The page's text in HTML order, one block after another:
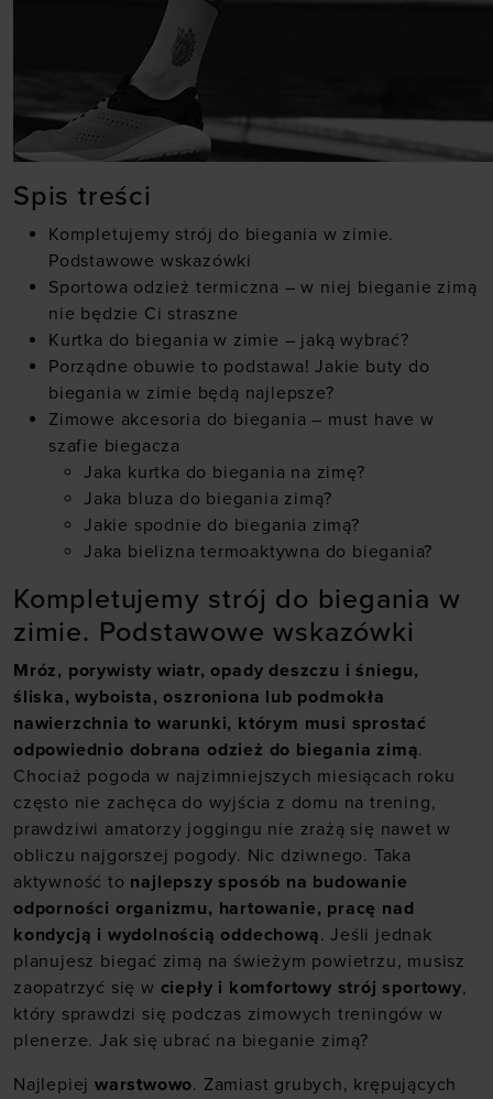
Spis treści
Kompletujemy strój do biegania w zimie.
Podstawowe wskazówki
Sportowa odzież termiczna – w niej bieganie zimą
nie będzie Ci straszne
Kurtka do biegania w zimie – jaką wybrać?
Porządne obuwie to podstawa! Jakie buty do
biegania w zimie będą najlepsze?
Zimowe akcesoria do biegania – must have w
szafie biegacza
Jaka kurtka do biegania na zimę?
Jaka bluza do biegania zimą?
Jakie spodnie do biegania zimą?
Jaka bielizna termoaktywna do biegania?
Kompletujemy strój do biegania w
zimie. Podstawowe wskazówki
Mróz, porywisty wiatr, opady deszczu i śniegu,
śliska, wyboista, oszroniona lub podmokła
nawierzchnia to warunki, którym musi sprostać
odpowiednio dobrana odzież do biegania zimą.
Chociaż pogoda w najzimniejszych miesiącach roku
często nie zachęca do wyjścia z domu na trening,
prawdziwi amatorzy joggingu nie zrażą się nawet w
obliczu najgorszej pogody. Nic dziwnego. Taka
aktywność to najlepszy sposób na budowanie
odporności organizmu, hartowanie, pracę nad
kondycją i wydolnością oddechową. Jeśli jednak
planujesz biegać zimą na świeżym powietrzu, musisz
zaopatrzyć się w ciepły i komfortowy strój sportowy,
który sprawdzi się podczas zimowych treningów w
plenerze. Jak się ubrać na bieganie zimą?
Najlepiej warstwowo. Zamiast grubych, krępujących